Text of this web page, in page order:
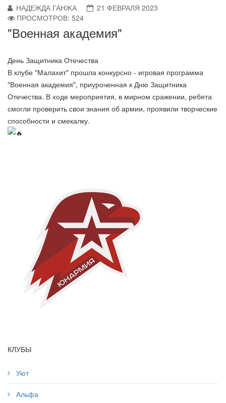
НАДЕЖДА ГАНЖА
21 ФЕВРАЛЯ 2023
ПРОСМОТРОВ: 524
"Военная академия"
День Защитника Отечества
В клубе "Малахит" прошла конкурсно - игровая программа
"Военная академия", приуроченная к Дню Защитника
Отечества. В ходе мероприятия, в мирном сражении, ребята
смогли проверить свои знания об армии, проявили творческие
способности и смекалку.
КЛУБЫ
Уют
Альфа